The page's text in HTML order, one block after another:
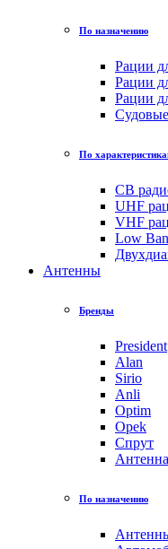
По назначению
Рации
Рации
Рации
По
CB
UHF
VHF
Low
Антенны
Бренды
President
Alan
Sirio
Anli
Optim
Opek
Спрут
По назначению